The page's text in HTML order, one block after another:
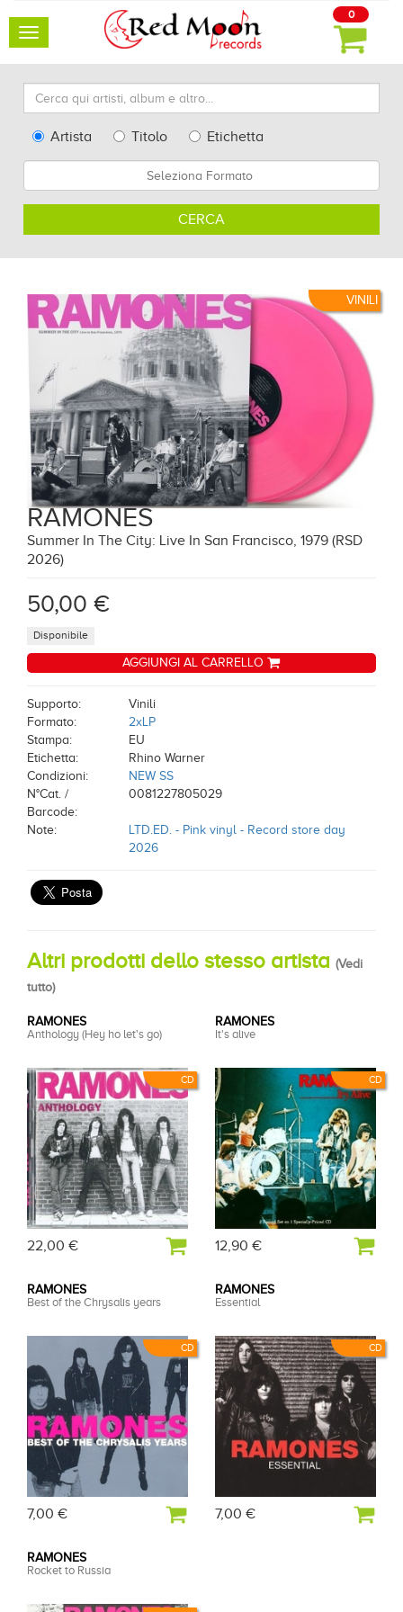
Toggle
0
Cerca
qui
artisti,
altro...
TypeArtista Titolo
Etichetta
CERCA
VINILI
RAMONES
Summer In The City: Live In San Francisco, 1979 (RSD
2026)
50,00 €
Disponibile
AGGIUNGI AL CARRELLO
Supporto:
Vinili
Formato:
2xLP
Stampa:
EU
Etichetta:
Rhino Warner
Condizioni:
NEW SS
N°Cat. /
Barcode:
0081227805029
Note:
LTD.ED. - Pink vinyl - Record store day
2026
Altri prodotti dello stesso artista (Vedi
tutto)
CD
RAMONES
Anthology (Hey ho let's go)
22,00 €
CD
RAMONES
It's alive
12,90 €
CD
RAMONES
Best of the Chrysalis years
7,00 €
CD
RAMONES
Essential
7,00 €
RAMONES
Rocket to Russia